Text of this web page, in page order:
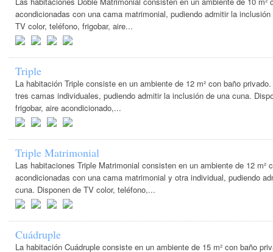
acondicionadas con una cama matrimonial, pudiendo admitir la
TV color, teléfono, frigobar, aire...
Triple
La habitación Triple consiste en un ambiente de 12 m² con baño
tres camas individuales, pudiendo admitir la inclusión de una cuna.
frigobar, aire acondicionado,...
Triple Matrimonial
Las habitaciones Triple Matrimonial consisten en un ambiente de 12 m²
acondicionadas con una cama matrimonial y otra individual, pudiendo
cuna. Disponen de TV color, teléfono,...
Cuádruple
La habitación Cuádruple consiste en un ambiente de 15 m² con baño